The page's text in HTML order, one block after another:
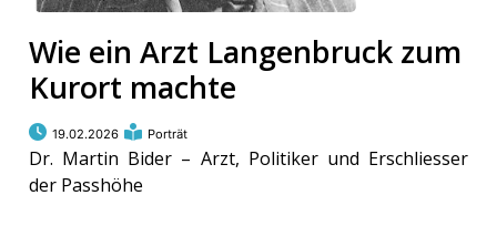
Wie ein Arzt Langenbruck zum
Kurort machte
19.02.2026 Porträt
Dr. Martin Bider – Arzt, Politiker und Erschliesser
der Passhöhe